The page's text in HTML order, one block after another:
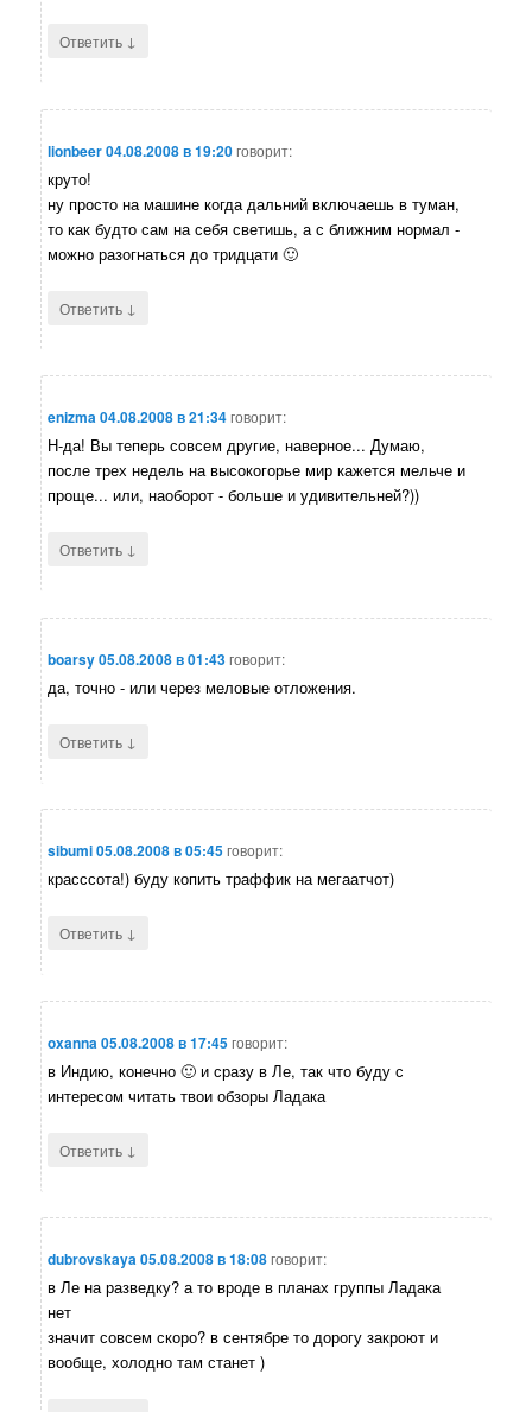
Ответить ↓
lionbeer04.08.2008 в 19:20говорит:
круто!
ну просто на машине когда дальний включаешь в туман,
то как будто сам на себя светишь, а с ближним нормал -
можно разогнаться до тридцати 🙂
Ответить ↓
enizma04.08.2008 в 21:34говорит:
Н-да! Вы теперь совсем другие, наверное... Думаю,
после трех недель на высокогорье мир кажется мельче и
проще... или, наоборот - больше и удивительней?))
Ответить ↓
boarsy05.08.2008 в 01:43говорит:
да, точно - или через меловые отложения.
Ответить ↓
sibumi05.08.2008 в 05:45говорит:
красссота!) буду копить траффик на мегаатчот)
Ответить ↓
oxanna05.08.2008 в 17:45говорит:
в Индию, конечно 🙂 и сразу в Ле, так что буду с
интересом читать твои обзоры Ладака
Ответить ↓
dubrovskaya05.08.2008 в 18:08говорит:
в Ле на разведку? а то вроде в планах группы Ладака
нет
значит совсем скоро? в сентябре то дорогу закроют и
вообще, холодно там станет )